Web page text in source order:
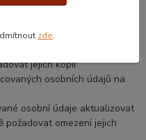
nástroje
jejich kopii
osobních údajů na
osobní údaje aktualizovat
požadovat omezení jejich
zde.